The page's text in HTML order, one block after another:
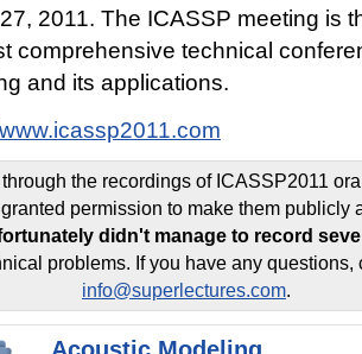
2011. The ICASSP meeting is
comprehensive technical
and its applications.
the recordings of ICASSP2011
permission to make them publicly
didn't manage to record
problems. If you have any questions,
info@superlectures.com.